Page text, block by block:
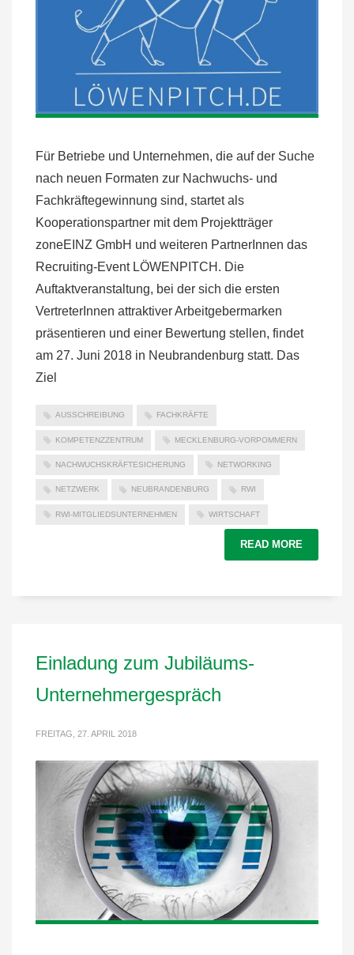
Für Betriebe und Unternehmen, die auf der Suche
nach neuen Formaten zur Nachwuchs- und
Fachkräftegewinnung sind, startet als
Kooperationspartner mit dem Projektträger
zoneEINZ GmbH und weiteren PartnerInnen das
Recruiting-Event LÖWENPITCH. Die
Auftaktveranstaltung, bei der sich die ersten
VertreterInnen attraktiver Arbeitgebermarken
präsentieren und einer Bewertung stellen, findet
am 27. Juni 2018 in Neubrandenburg statt. Das
Ziel
AUSSCHREIBUNG FACHKRÄFTE
KOMPETENZZENTRUM MECKLENBURG-VORPOMMERN
NACHWUCHSKRÄFTESICHERUNG NETWORKING
NETZWERK NEUBRANDENBURG RWI
RWI-MITGLIEDSUNTERNEHMEN WIRTSCHAFT
READ MORE
Einladung zum Jubiläums-
Unternehmergespräch
FREITAG, 27. APRIL 2018